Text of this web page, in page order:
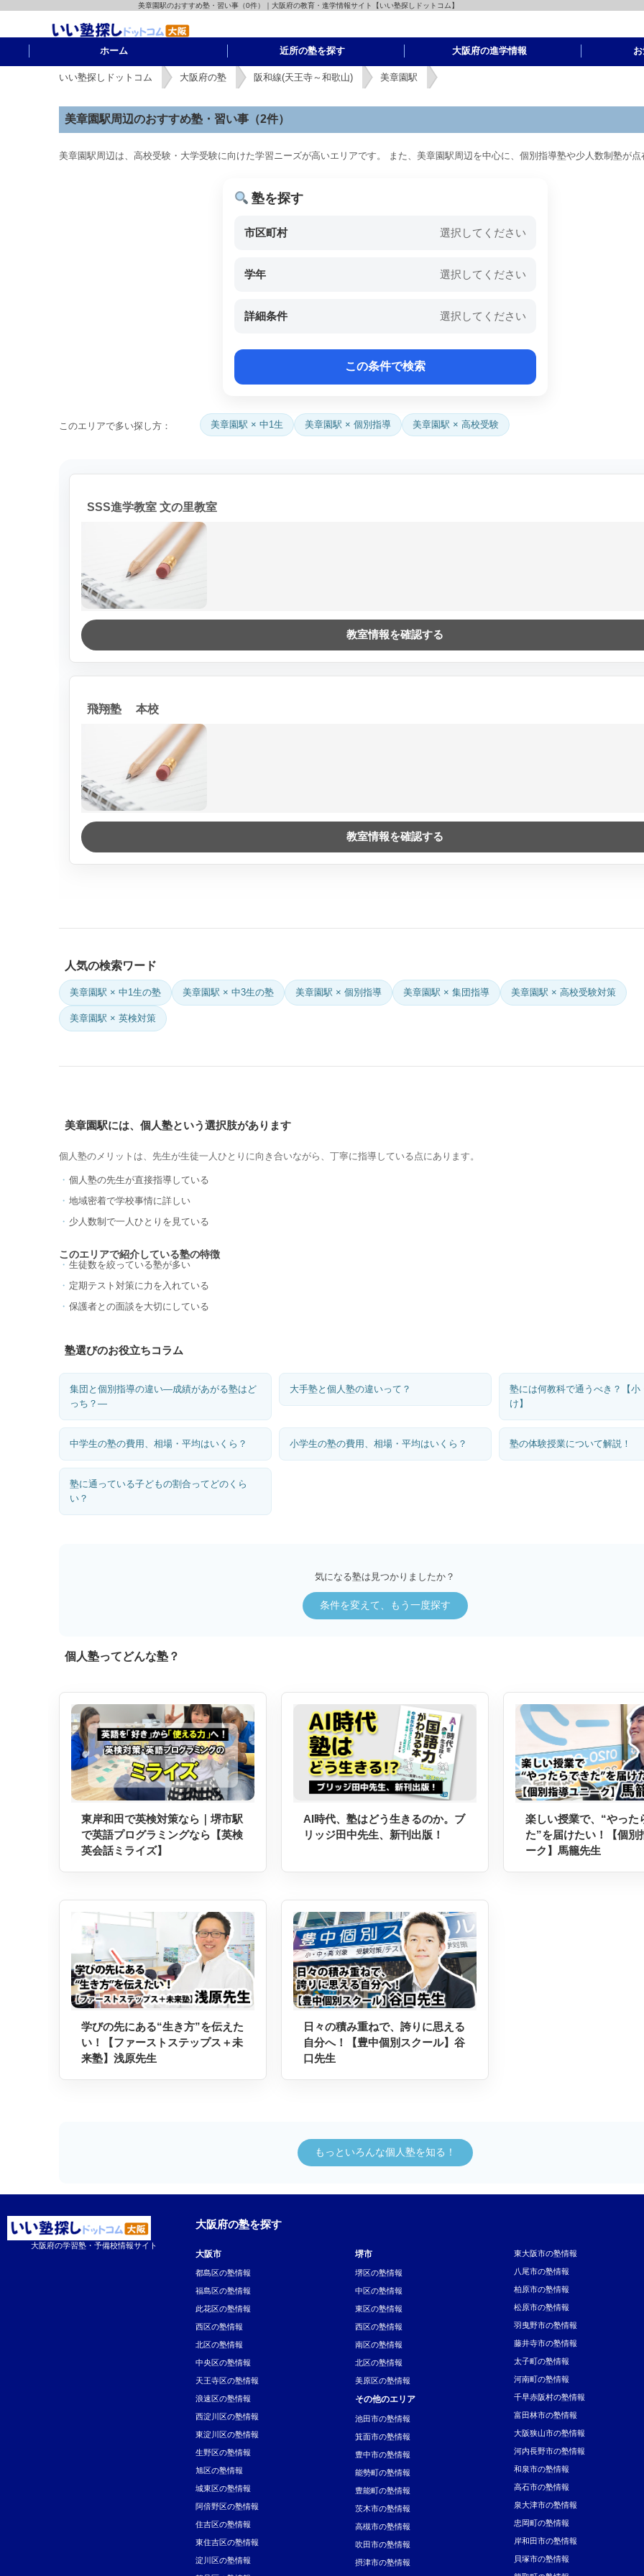
美章園駅のおすすめ塾・習い事（0件）｜大阪府の教育・進学情報サイト【いい塾探しドットコム】
ホーム 近所の塾を探す 大阪府の進学情報
いい塾探しドットコム 大阪府の塾 阪和線(天王寺～和歌山) 美章園駅
美章園駅周辺のおすすめ塾・習い事（2件）
美章園駅周辺は、高校受験・大学受験に向けた学習ニーズが高いエリアです。 また、美章園駅周辺を中心に、個別指導塾や少人数制塾が点
塾を探す
市区町村 選択してください
学年 選択してください
詳細条件 選択してください
このエリアで多い探し方： 美章園駅 × 中1生 美章園駅 × 個別指導 美章園駅 × 高校受験
SSS進学教室 文の里教室
教室情報を確認する
飛翔塾 本校
教室情報を確認する
人気の検索ワード
美章園駅 × 中1生の塾 美章園駅 × 中3生の塾 美章園駅 × 個別指導 美章園駅 × 集団指導 美章園駅 × 高校受験対策
美章園駅 × 英検対策
美章園駅には、個人塾という選択肢があります
個人塾のメリットは、先生が生徒一人ひとりに向き合いながら、丁寧に指導している点にあります。
個人塾の先生が直接指導している
地域密着で学校事情に詳しい
少人数制で一人ひとりを見ている
このエリアで紹介している塾の特徴
生徒数を絞っている塾が多い
定期テスト対策に力を入れている
保護者との面談を大切にしている
塾選びのお役立ちコラム
集団と個別指導の違い―成績があがる塾はど
っち？―
大手塾と個人塾の違いって？
塾には何教科で通うべき？【小
け】
中学生の塾の費用、相場・平均はいくら？ 小学生の塾の費用、相場・平均はいくら？ 塾の体験授業について解説！
塾に通っている子どもの割合ってどのくら
い？
気になる塾は見つかりましたか？
条件を変えて、もう一度探す
個人塾ってどんな塾？
東岸和田で英検対策なら｜堺市駅
で英語プログラミングなら【英検
英会話ミライズ】
AI時代、塾はどう生きるのか。ブ
リッジ田中先生、新刊出版！
楽しい授業で、“やった
た”を届けたい！【個別
ーク】馬籠先生
学びの先にある“生き方”を伝えた
い！【ファーストステップス＋未
来塾】浅原先生
日々の積み重ねで、誇りに思える
自分へ！【豊中個別スクール】谷
口先生
もっといろんな個人塾を知る！
大阪府の学習塾・予備校情報サイト
大阪府の塾を探す
大阪市
都島区の塾情報
福島区の塾情報
此花区の塾情報
西区の塾情報
北区の塾情報
中央区の塾情報
天王寺区の塾情報
浪速区の塾情報
西淀川区の塾情報
東淀川区の塾情報
生野区の塾情報
旭区の塾情報
城東区の塾情報
阿倍野区の塾情報
住吉区の塾情報
東住吉区の塾情報
淀川区の塾情報
堺市
堺区の塾情報
中区の塾情報
東区の塾情報
西区の塾情報
南区の塾情報
北区の塾情報
美原区の塾情報
その他のエリア
池田市の塾情報
箕面市の塾情報
豊中市の塾情報
能勢町の塾情報
豊能町の塾情報
茨木市の塾情報
高槻市の塾情報
吹田市の塾情報
摂津市の塾情報
東大阪市の塾情報
八尾市の塾情報
柏原市の塾情報
松原市の塾情報
羽曳野市の塾情報
藤井寺市の塾情報
太子町の塾情報
河南町の塾情報
千早赤阪村の塾情報
富田林市の塾情報
大阪狭山市の塾情報
河内長野市の塾情報
和泉市の塾情報
高石市の塾情報
泉大津市の塾情報
忠岡町の塾情報
岸和田市の塾情報
貝塚市の塾情報